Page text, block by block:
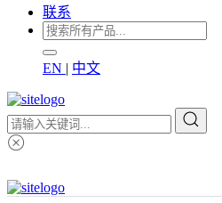
联系
EN | 中文